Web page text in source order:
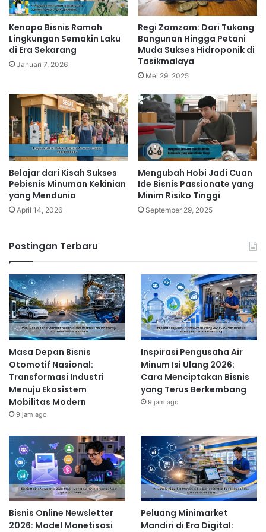
Bisnis], kini menjadi bukti nyata bahwa mimpi dapat
terwujud meskipun dengan modal yang terbatas.
Rahasia Sukses Tanpa
Modal Besar
Bagaimana [Nama Pria] bisa mencapai kesuksesan
tanpa modal besar? Kuncinya terletak pada beberapa
strategi kunci yang ia terapkan dengan konsisten.
Berikut beberapa poin penting yang dapat kita pelajari
dari kisah suksesnya:
Related Articles
Inspirasi Pengusaha Air Minum Isi
Konsep Baru Bisnis Toko Kue untuk
Menciptakan Pengalaman Belanja
yang Berbeda
1 hari ago
1. Identifikasi Celah Pasar dan
Kebutuhan Konsumen
Sebelum memulai bisnis, [Nama Pria] melakukan riset
kebutuhan konsumen yang belum terpenuhi. Dengan
memahami kebutuhan target pasarnya, ia dapat
menawarkan produk atau jasa yang relevan dan
bernilai. Ini merupakan langkah krusial dalam
membangun bisnis yang berkelanjutan.
Memahamimarket researchadalah kunci untuk
Kenapa Bisnis Ramah
Lingkungan Semakin Laku
di Era Sekarang
Januari 7, 2026
Regi Zamzam: Dari Tukang
Bangunan Hingga Petani
Muda Sukses Hidroponik di
Tasikmalaya
Mei 29, 2025
Belajar dari Kisah Sukses
Pebisnis Minuman Kekinian
yang Mendunia
April 14, 2026
Mengubah Hobi Jadi Cuan
Ide Bisnis Passionate yang
Minim Risiko Tinggi
September 29, 2025
Postingan Terbaru
Masa Depan Bisnis
Otomotif Nasional:
Transformasi Industri
Menuju Ekosistem
Mobilitas Modern
9 jam ago
Inspirasi Pengusaha Air
Minum Isi Ulang 2026:
Cara Menciptakan Bisnis
yang Terus Berkembang
9 jam ago
Bisnis Online Newsletter
2026: Model Monetisasi
Peluang Minimarket
Mandiri di Era Digital: